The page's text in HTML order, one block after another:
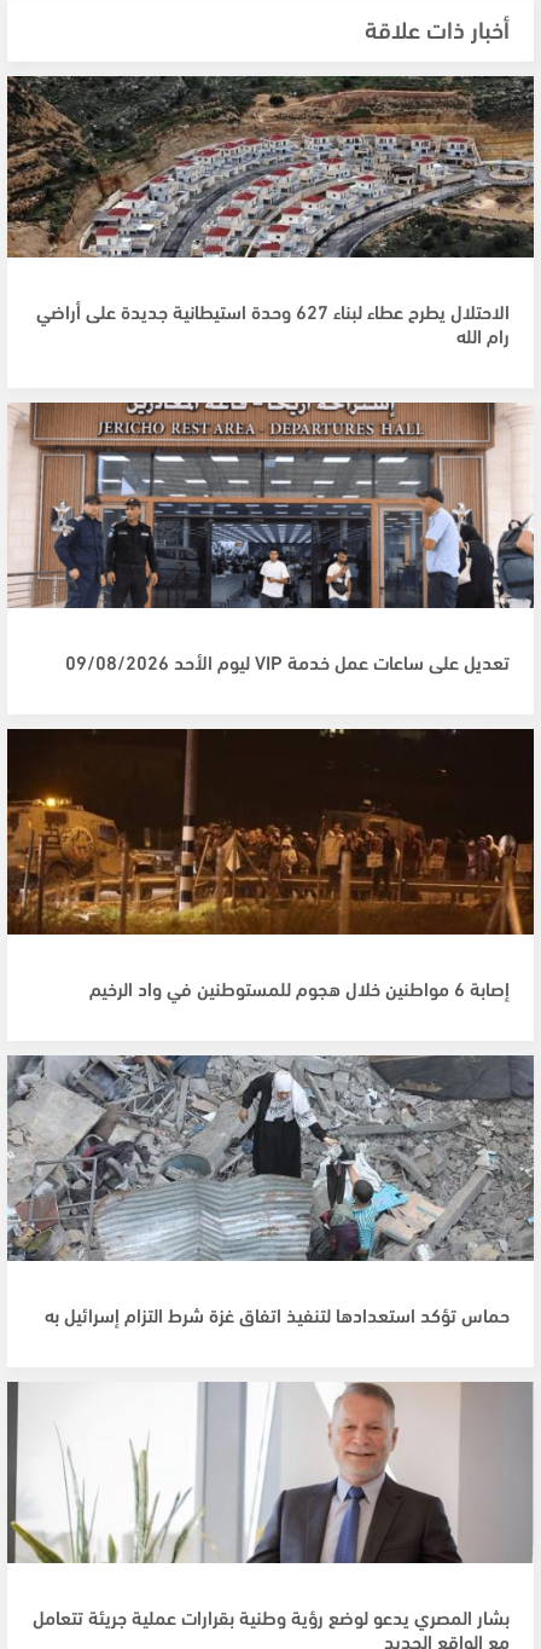
أخبار ذات علاقة
الاحتلال يطرح عطاء لبناء 627 وحدة استيطانية جديدة على أراضي
رام الله
تعديل على ساعات عمل خدمة VIP ليوم الأحد 09/08/2026
إصابة 6 مواطنين خلال هجوم للمستوطنين في واد الرخيم
حماس تؤكد استعدادها لتنفيذ اتفاق غزة شرط التزام إسرائيل به
بشار المصري يدعو لوضع رؤية وطنية بقرارات عملية جريئة تتعامل
مع الواقع الجديد